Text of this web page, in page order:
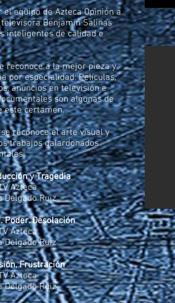
equipo de Azteca Opinión a
Benjamín Salinas
inteligentes de calidad e
reconoce a la mejor pieza y
por especialidad: Películas,
anuncios en televisión e
son algunas de
este certamen.
reconoce el arte visual y
trabajos galardonados
y Tragedia
Azteca
Delgado Ruiz
Poder. Desolación
Azteca
Delgado Ruiz
Frustración
Azteca
Delgado Ruiz